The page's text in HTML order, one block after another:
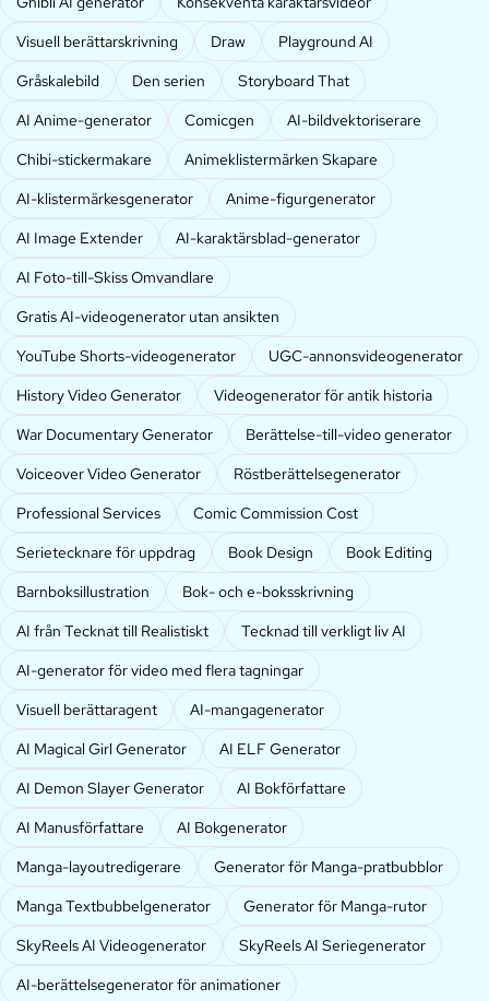
Visuell berättarskrivning
Draw
Playground AI
Gråskalebild
Den serien
Storyboard That
AI Anime-generator
Comicgen
AI-bildvektoriserare
Chibi-stickermakare
Animeklistermärken Skapare
AI-klistermärkesgenerator
Anime-figurgenerator
AI Image Extender
AI-karaktärsblad-generator
AI Foto-till-Skiss Omvandlare
Gratis AI-videogenerator utan ansikten
YouTube Shorts-videogenerator
UGC-annonsvideogenerator
History Video Generator
Videogenerator för antik historia
War Documentary Generator
Berättelse-till-video generator
Voiceover Video Generator
Röstberättelsegenerator
Professional Services
Comic Commission Cost
Serietecknare för uppdrag
Book Design
Book Editing
Barnboksillustration
Bok- och e-boksskrivning
AI från Tecknat till Realistiskt
Tecknad till verkligt liv AI
AI-generator för video med flera tagningar
Visuell berättaragent
AI-mangagenerator
AI Magical Girl Generator
AI ELF Generator
AI Demon Slayer Generator
AI Bokförfattare
AI Manusförfattare
AI Bokgenerator
Manga-layoutredigerare
Generator för Manga-pratbubblor
Manga Textbubbelgenerator
Generator för Manga-rutor
SkyReels AI Videogenerator
SkyReels AI Seriegenerator
AI-berättelsegenerator för animationer